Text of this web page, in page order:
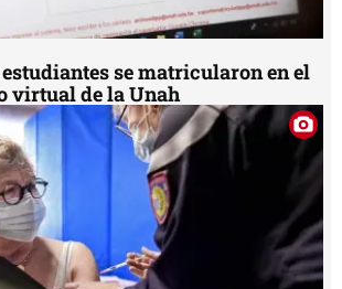
estudiantes se matricularon en el
virtual de la Unah